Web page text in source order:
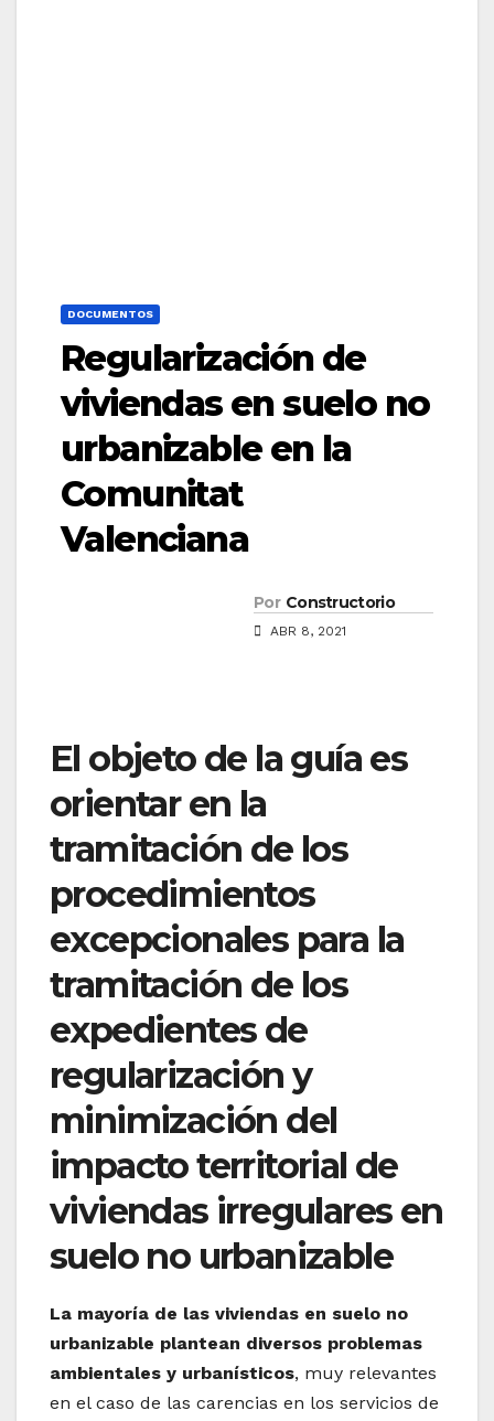
DOCUMENTOS
Regularización de
viviendas en suelo no
urbanizable en la
Comunitat
Valenciana
Por Constructorio
ABR 8, 2021
El objeto de la guía es
orientar en la
tramitación de los
procedimientos
excepcionales para la
tramitación de los
expedientes de
regularización y
minimización del
impacto territorial de
viviendas irregulares en
suelo no urbanizable
La mayoría de las viviendas en suelo no
urbanizable plantean diversos problemas
ambientales y urbanísticos, muy relevantes
en el caso de las carencias en los servicios de